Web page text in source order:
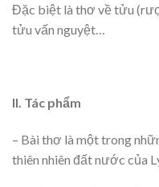
Đặc biệt là thơ về tửu
tửu vấn nguyệt…
II. Tác phẩm
– Bài thơ là một trong
thiên nhiên đất nước của